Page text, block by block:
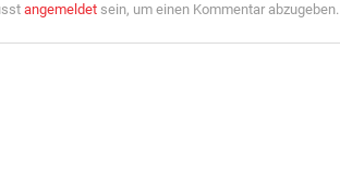
angemeldet sein, um einen Kommentar abzugeben.